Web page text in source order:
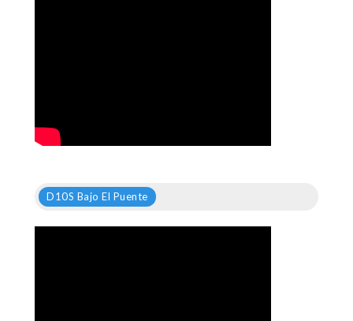
D10S Bajo El Puente